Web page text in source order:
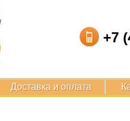
+7
Доставка и оплата